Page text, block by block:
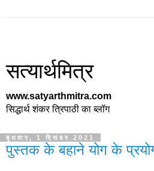
सत्यार्थमित्र
www.satyarthmitra.com
सिद्धार्थ शंकर त्रिपाठी का ब्लॉग
बुधवार, 1 दिसंबर 2021
पुस्तक के बहाने योग के